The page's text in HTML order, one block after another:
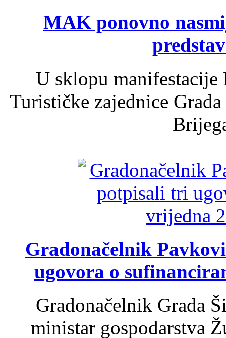
MAK ponovno
U sklopu
Turističke zajednice
Gradonačelnik
ugovora o
Gradonačelnik Grada
ministar gospodarstva